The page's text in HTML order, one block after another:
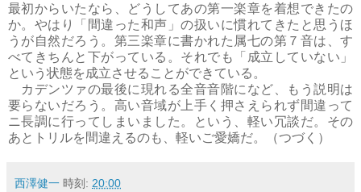
最初からいたなら、どうしてあの第一楽章を着想できたの
か。やはり「間違った和声」の扱いに慣れてきたと思うほ
うが自然だろう。第三楽章に書かれた属七の第７音は、す
べてきちんと下がっている。それでも「成立していない」
という状態を成立させることができている。
カデンツァの最後に現れる全音音階になど、もう説明は
要らないだろう。高い音域が上手く押さえられず間違って
ニ長調に行ってしまいました。という、軽い冗談だ。その
あとトリルを間違えるのも、軽いご愛嬌だ。（つづく）
西澤健一 時刻: 20:00